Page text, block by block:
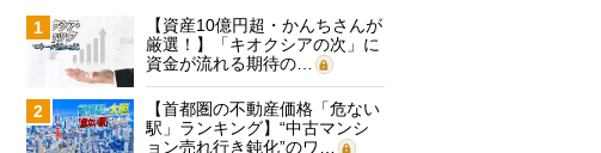
1
【資産10億円超・かんちさんが
厳選！】「キオクシアの次」に
資金が流れる期待の…
2
【首都圏の不動産価格「危ない
駅」ランキング】“中古マンシ
ョン売れ行き鈍化”のワ…